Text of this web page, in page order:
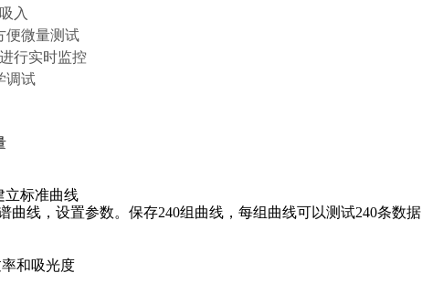
入
便微量测试
行实时监控
调试
建立标准曲线
线，设置参数。保存240组曲线，每组曲线可以测试240条数据
和吸光度